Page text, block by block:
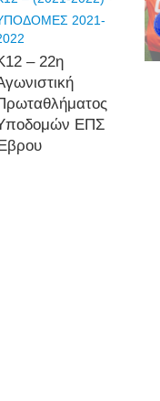
2021-
– 22η
ΕΠΣ